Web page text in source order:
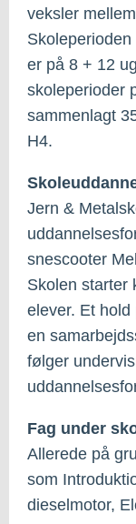
veksler
er på 8 + 12
skoleperioder
sammenlagt
H4.
Jern &
snescooter
Skolen starter
elever. Et
en
følger
Fag under
Allerede på
som
dieselmotor,